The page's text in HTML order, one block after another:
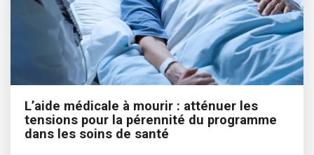
L’aide médicale à mourir : atténuer les
tensions pour la pérennité du programme
dans les soins de santé